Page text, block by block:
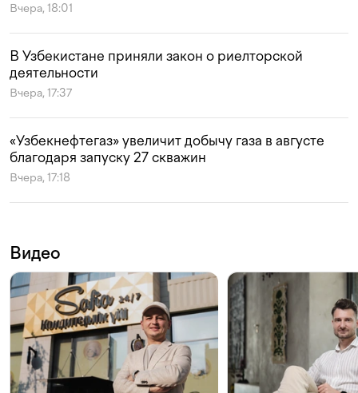
Вчера, 18:01
В Узбекистане приняли закон о риелторской
деятельности
Вчера, 17:37
«Узбекнефтегаз» увеличит добычу газа в августе
благодаря запуску 27 скважин
Вчера, 17:18
Видео